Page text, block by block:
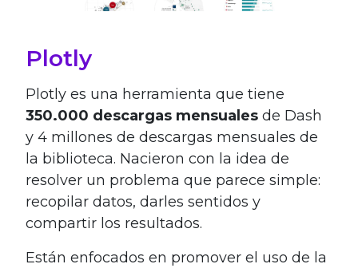
Plotly
Plotly es una herramienta que tiene
350.000 descargas mensuales de Dash
y 4 millones de descargas mensuales de
la biblioteca. Nacieron con la idea de
resolver un problema que parece simple:
recopilar datos, darles sentidos y
compartir los resultados.
Están enfocados en promover el uso de la